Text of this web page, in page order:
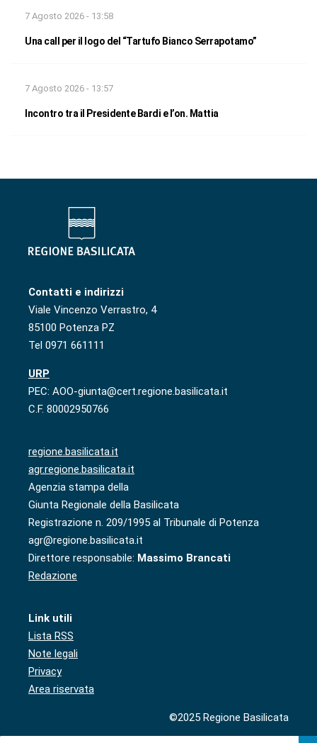
7 Agosto 2026 - 13:58
Una call per il logo del “Tartufo Bianco Serrapotamo”
7 Agosto 2026 - 13:57
Incontro tra il Presidente Bardi e l’on. Mattia
Contatti e indirizzi
Viale Vincenzo Verrastro, 4
85100 Potenza PZ
Tel 0971 661111
URP
PEC: AOO-giunta@cert.regione.basilicata.it
C.F. 80002950766
regione.basilicata.it
agr.regione.basilicata.it
Agenzia stampa della
Giunta Regionale della Basilicata
Registrazione n. 209/1995 al Tribunale di Potenza
agr@regione.basilicata.it
Direttore responsabile: Massimo Brancati
Redazione
Link utili
Lista RSS
Note legali
Privacy
Area riservata
©2025 Regione Basilicata